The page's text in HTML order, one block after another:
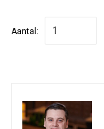
Aantal: